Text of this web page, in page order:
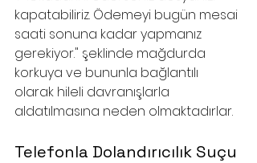
kapatabiliriz. Ödemeyi bugün mesai
saati sonuna kadar yapmanız
gerekiyor." şeklinde mağdurda
korkuya ve bununla bağlantılı
olarak hileli davranışlarla
aldatılmasına neden olmaktadırlar.
Telefonla Dolandırıcılık Suçu